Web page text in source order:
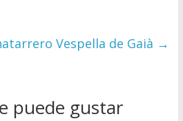
Vespella de Gaià →
puede gustar